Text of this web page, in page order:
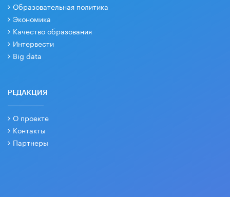
Образовательная политика
Экономика
Качество образования
Интервести
Big data
РЕДАКЦИЯ
О проекте
Контакты
Партнеры